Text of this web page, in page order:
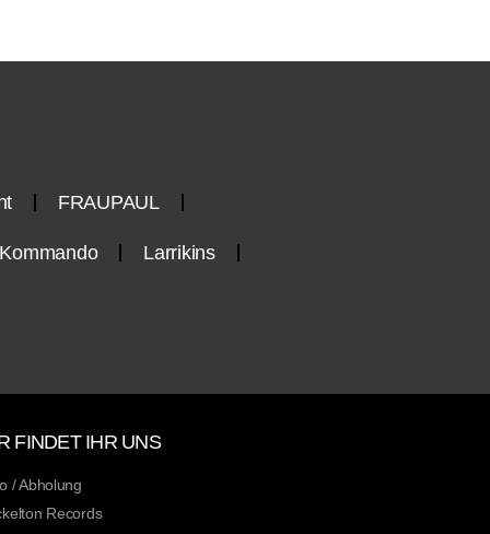
FRAUPAUL
Larrikins
FINDET IHR UNS
/ Abholung
Records